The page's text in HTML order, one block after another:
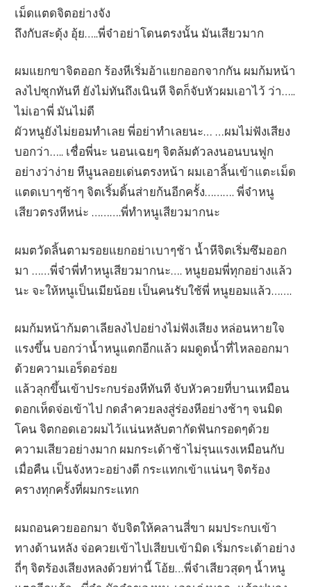
เม็ดแตดจิตอย่างจัง
ถึงกับสะดุ้ง อุ้ย…..พี่จ๋าอย่าโดนตรงนั้น มันเสียวมาก
ผมแยกขาจิตออก ร้องหีเริ่มอ้าแยกออกจากกัน ผมก้มหน้า
ลงไปซุกทันที ยังไม่ทันถึงเนินหี จิตก็จับหัวผมเอาไว้ ว่า…..
ไม่เอาพี่ มันไม่ดี
ผัวหนูยังไม่ยอมทำเลย พี่อย่าทำเลยนะ… …ผมไม่ฟังเสียง
บอกว่า….. เชื่อพี่นะ นอนเฉยๆ จิตล้มตัวลงนอนบนฟูก
อย่างว่าง่าย หีนูนลอยเด่นตรงหน้า ผมเอาลิ้นเข้าแตะเม็ด
แตดเบาๆช้าๆ จิตเริ้มดิ้นส่ายก้นอีกครั้ง………. พี่จ๋าหนู
เสียวตรงหีหน่ะ ……….พี่ทำหนูเสียวมากนะ
ผมตวัดลิ้นตามรอยแยกอย่าเบาๆช้า น้ำหีจิตเริ่มซึมออก
มา ……พี่จ๋าพี่ทำหนูเสียวมากนะ…. หนูยอมพี่ทุกอย่างแล้ว
นะ จะให้หนูเป็นเมียน้อย เป็นคนรับใช้พี่ หนูยอมแล้ว…….
ผมก้มหน้าก้มตาเลียลงไปอย่างไม่ฟังเสียง หล่อนหายใจ
แรงขึ้น บอกว่าน้ำหนูแตกอีกแล้ว ผมดูดน้ำที่ไหลออกมา
ด้วยความเอร็ดอร่อย
แล้วลุกขึ้นเข้าประกบร่องหีทันที จับหัวควยที่บานเหมือน
ดอกเห็ดจ่อเข้าไป กดลำควยลงสู่ร่องหีอย่างช้าๆ จนมิด
โคน จิตกอดเอวผมไว้แน่นหลับตากัดฟันกรอดๆด้วย
ความเสียวอย่างมาก ผมกระเด้าช้าไม่รุนแรงเหมือนกับ
เมื่อคืน เป็นจังหวะอย่างดี กระแทกเข้าแน่นๆ จิตร้อง
ครางทุกครั้งที่ผมกระแทก
ผมถอนควยออกมา จับจิตให้คลานสี่ขา ผมประกบเข้า
ทางด้านหลัง จ่อควยเข้าไปเสียบเข้ามิด เริ่มกระเด้าอย่าง
ถี่ๆ จิตร้องเสียงหลงด้วยท่านี้ โอ้ย…พี่จ๋าเสียวสุดๆ น้ำหนู